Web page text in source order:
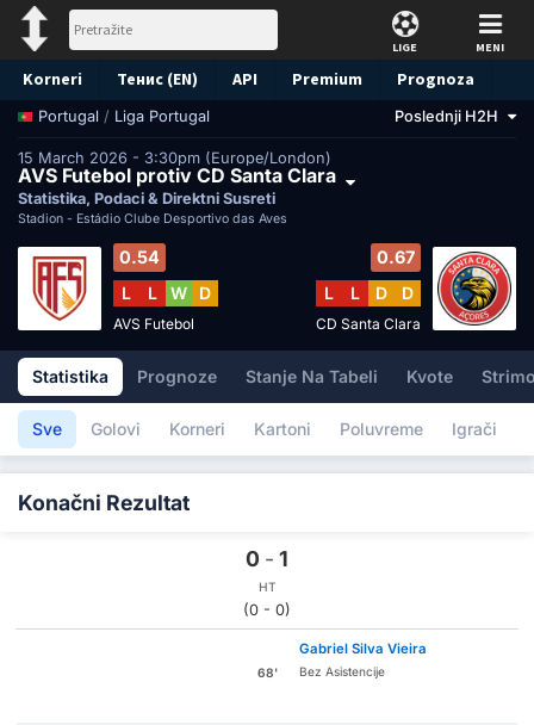
LIGE MENI
Korneri Тенис (EN) API Premium Prognoza
Portugal / Liga Portugal Poslednji H2H
15 March 2026 - 3:30pm (Europe/London)
AVS Futebol protiv CD Santa Clara
Statistika, Podaci & Direktni Susreti
Stadion - Estádio Clube Desportivo das Aves
0.54
L
L W D
AVS Futebol
0.67
L
L D D
CD Santa Clara
Statistika Prognoze Stanje Na Tabeli Kvote
Sve Golovi Korneri Kartoni Poluvreme Igrači
Konačni Rezultat
0 - 1
HT
(0 - 0)
68'
Gabriel Silva Vieira
Bez Asistencije